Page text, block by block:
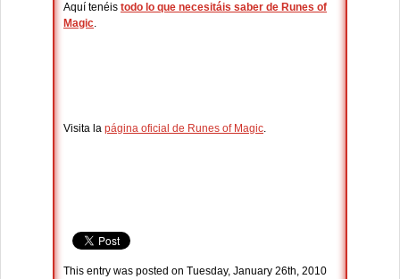
Aquí tenéis todo lo que necesitáis saber de Runes of
Magic.
Visita la página oficial de Runes of Magic.
This entry was posted on Tuesday, January 26th, 2010